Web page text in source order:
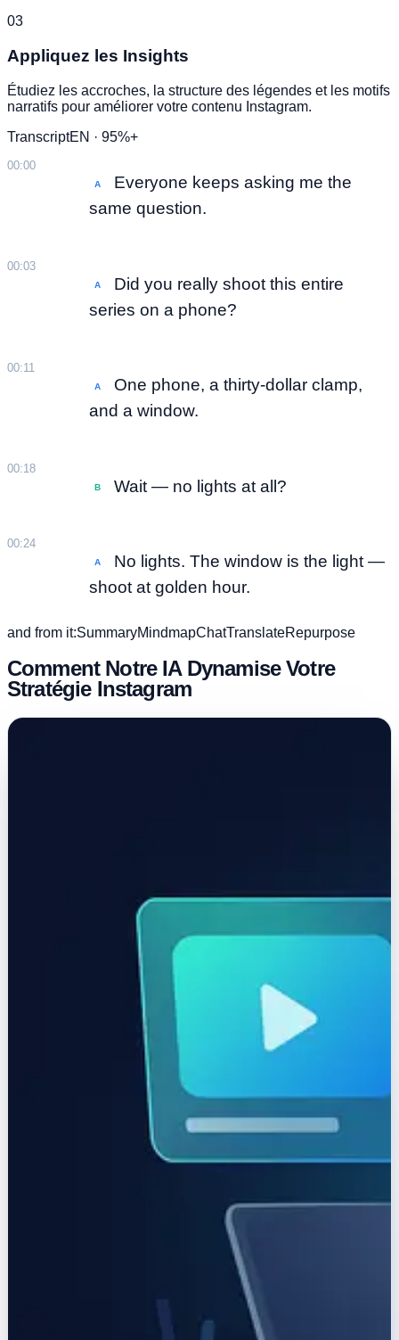
03
Appliquez les Insights
Étudiez les accroches, la structure des légendes et les motifs
narratifs pour améliorer votre contenu Instagram.
TranscriptEN · 95%+
00:00
A
Everyone keeps asking me the
same question.
00:03
A
Did you really shoot this entire
series on a phone?
00:11
A
One phone, a thirty-dollar clamp,
and a window.
00:18
B Wait — no lights at all?
00:24
A
No lights. The window is the light —
shoot at golden hour.
and from it:SummaryMindmapChatTranslateRepurpose
Comment Notre IA Dynamise Votre
Stratégie Instagram